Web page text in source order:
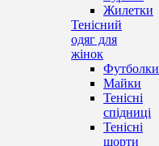
Жилетки
Тенісний
одяг для
жінок
Футболки
Майки
Тенісні
спідниці
Тенісні
шорти